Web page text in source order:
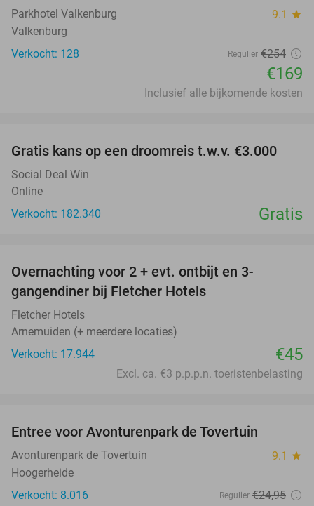
Parkhotel Valkenburg 9.1 star
Valkenburg
Verkocht: 128
Regulier €254
€169
Inclusief alle bijkomende kosten
Gratis kans op een droomreis t.w.v. €3.000
Social Deal Win
Online
Verkocht: 182.340
Gratis
Overnachting voor 2 + evt. ontbijt en 3-
gangendiner bij Fletcher Hotels
Fletcher Hotels
Arnemuiden (+ meerdere locaties)
Verkocht: 17.944
€45
Excl. ca. €3 p.p.p.n. toeristenbelasting
Entree voor Avonturenpark de Tovertuin
Avonturenpark de Tovertuin 9.1 star
Hoogerheide
Verkocht: 8.016
Regulier €24,95